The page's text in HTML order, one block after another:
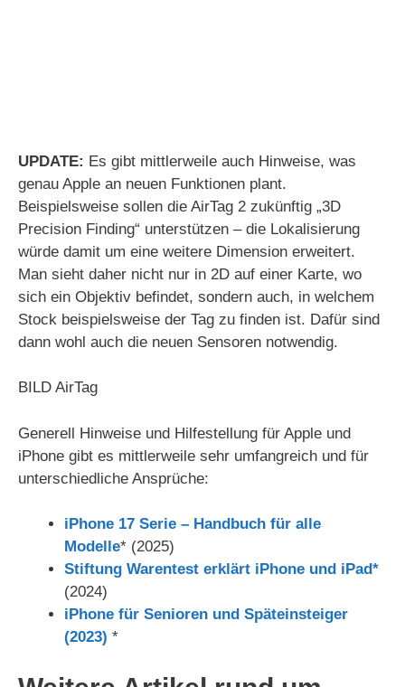
UPDATE: Es gibt mittlerweile auch Hinweise, was
genau Apple an neuen Funktionen plant.
Beispielsweise sollen die AirTag 2 zukünftig „3D
Precision Finding“ unterstützen – die Lokalisierung
würde damit um eine weitere Dimension erweitert.
Man sieht daher nicht nur in 2D auf einer Karte, wo
sich ein Objektiv befindet, sondern auch, in welchem
Stock beispielsweise der Tag zu finden ist. Dafür sind
dann wohl auch die neuen Sensoren notwendig.
BILD AirTag
Generell Hinweise und Hilfestellung für Apple und
iPhone gibt es mittlerweile sehr umfangreich und für
unterschiedliche Ansprüche:
iPhone 17 Serie – Handbuch für alle
Modelle* (2025)
Stiftung Warentest erklärt iPhone und iPad*
(2024)
iPhone für Senioren und Späteinsteiger
(2023) *